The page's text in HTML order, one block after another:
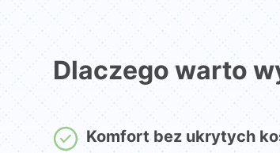
Dlaczego warto
Komfort bez ukrytych